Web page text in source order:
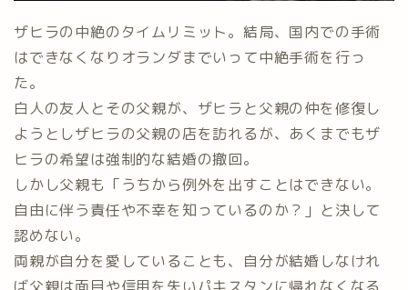
ザヒラの中絶のタイムリミット。結局、国内での手術
はできなくなりオランダまでいって中絶手術を行っ
た。
白人の友人とその父親が、ザヒラと父親の仲を修復し
ようとしザヒラの父親の店を訪れるが、あくまでもザ
ヒラの希望は強制的な結婚の撤回。
しかし父親も「うちから例外を出すことはできない。
自由に伴う責任や不幸を知っているのか？」と決して
認めない。
両親が自分を愛していることも、自分が結婚しなけれ